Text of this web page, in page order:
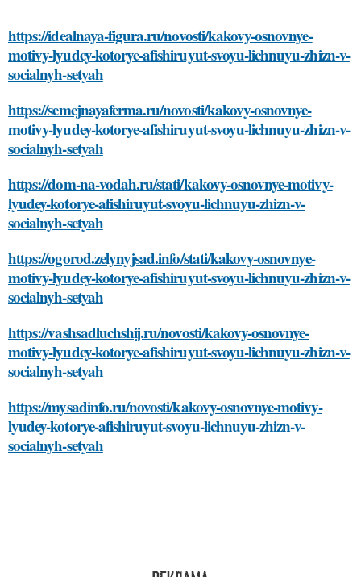
https://idealnaya-figura.ru/novosti/kakovy-osnovnye-
motivy-lyudey-kotorye-afishiruyut-svoyu-lichnuyu-zhizn-v-
socialnyh-setyah
https://semejnayaferma.ru/novosti/kakovy-osnovnye-
motivy-lyudey-kotorye-afishiruyut-svoyu-lichnuyu-zhizn-v-
socialnyh-setyah
https://dom-na-vodah.ru/stati/kakovy-osnovnye-motivy-
lyudey-kotorye-afishiruyut-svoyu-lichnuyu-zhizn-v-
socialnyh-setyah
https://ogorod.zelynyjsad.info/stati/kakovy-osnovnye-
motivy-lyudey-kotorye-afishiruyut-svoyu-lichnuyu-zhizn-v-
socialnyh-setyah
https://vashsadluchshij.ru/novosti/kakovy-osnovnye-
motivy-lyudey-kotorye-afishiruyut-svoyu-lichnuyu-zhizn-v-
socialnyh-setyah
https://mysadinfo.ru/novosti/kakovy-osnovnye-motivy-
lyudey-kotorye-afishiruyut-svoyu-lichnuyu-zhizn-v-
socialnyh-setyah